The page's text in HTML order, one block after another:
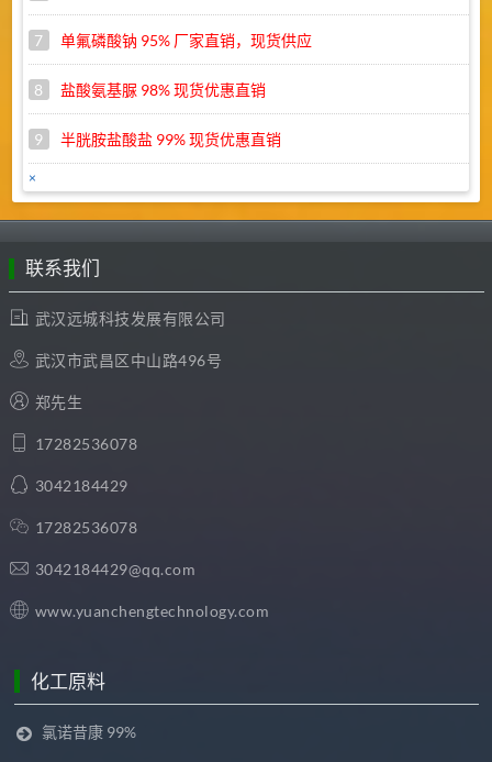
7 单氟磷酸钠 95% 厂家直销，现货供应
8 盐酸氨基脲 98% 现货优惠直销
9 半胱胺盐酸盐 99% 现货优惠直销
10 苯扎溴铵 45% 现货直销，优惠促销
1 武汉远成库存商品促销目录
×
联系我们
武汉远城科技发展有限公司
武汉市武昌区中山路496号
郑先生
17282536078
3042184429
17282536078
3042184429@qq.com
www.yuanchengtechnology.com
化工原料
氯诺昔康 99%